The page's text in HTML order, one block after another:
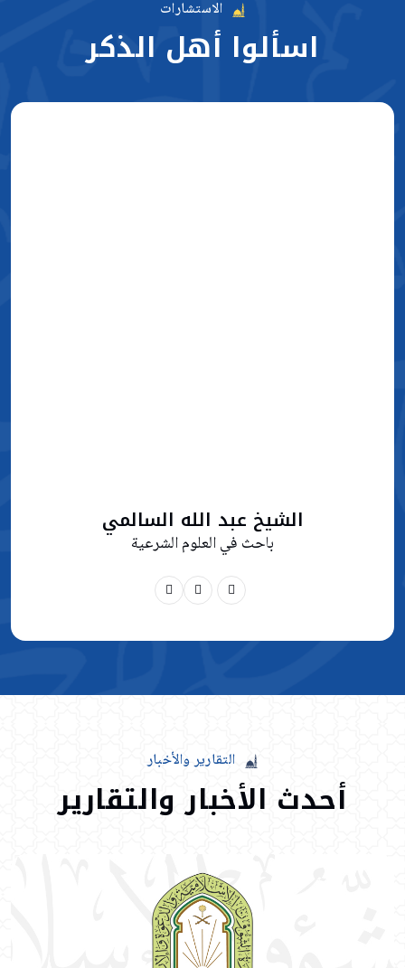
الاستشارات
اسألوا أهل الذكر
الشيخ عبد الله السالمي
باحث في العلوم الشرعية
التقاريروالأخبار
أحدث الأخبار والتقارير